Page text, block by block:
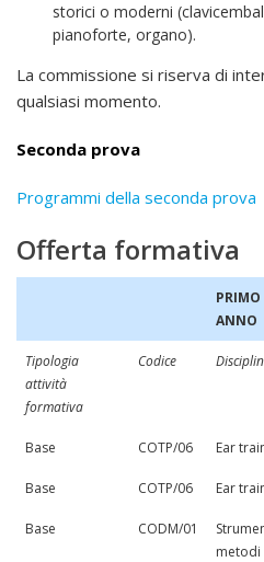
storici o moderni
pianoforte, organo).
La commissione si riserva di
qualsiasi momento.
Seconda prova
Programmi della seconda prova
Offerta formativa
PRIMO
ANNO
Tipologia
attività
formativa
Codice
Base COTP/06 Ear
Base COTP/06 Ear
Base CODM/01
metodi